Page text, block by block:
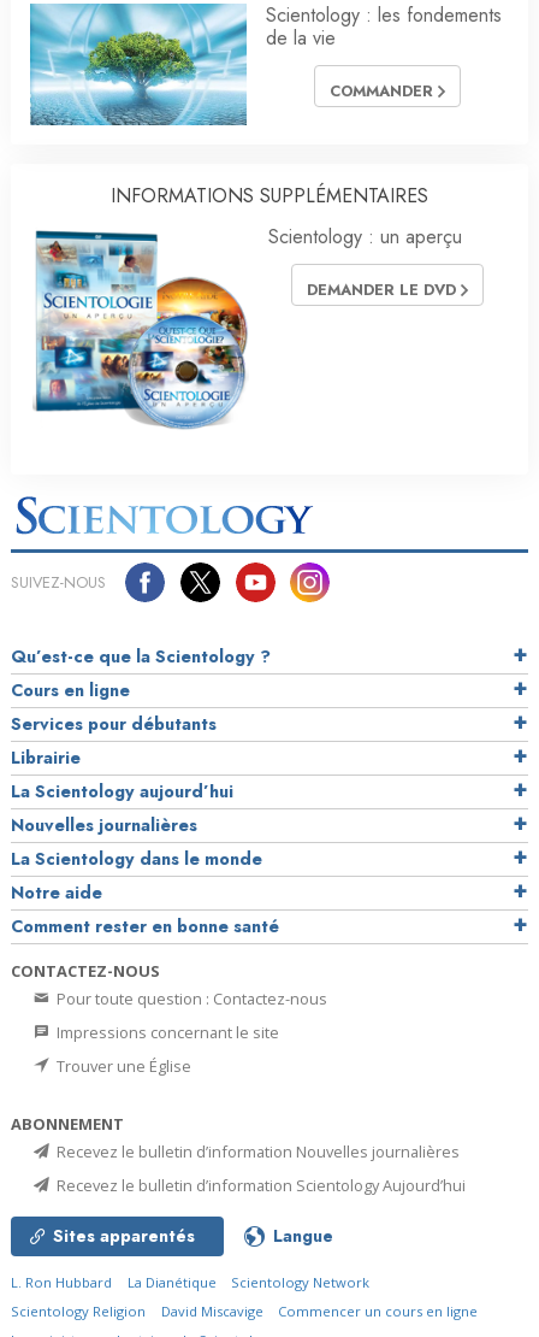
Scientology : les fondements
de la vie
COMMANDER
INFORMATIONS SUPPLÉMENTAIRES
Scientology : un aperçu
DEMANDER LE DVD
SUIVEZ-NOUS
Qu’est-ce que la Scientology ?
Cours en ligne
Services pour débutants
Librairie
La Scientology aujourd’hui
Nouvelles journalières
La Scientology dans le monde
Notre aide
Comment rester en bonne santé
CONTACTEZ-NOUS
Pour toute question : Contactez-nous
Impressions concernant le site
Trouver une Église
ABONNEMENT
Recevez le bulletin d’information Nouvelles journalières
Recevez le bulletin d’information Scientology Aujourd’hui
Sites apparentés Langue
L. Ron Hubbard La Dianétique
Scientology Network
Scientology Religion
David Miscavige
Commencer un cours en ligne